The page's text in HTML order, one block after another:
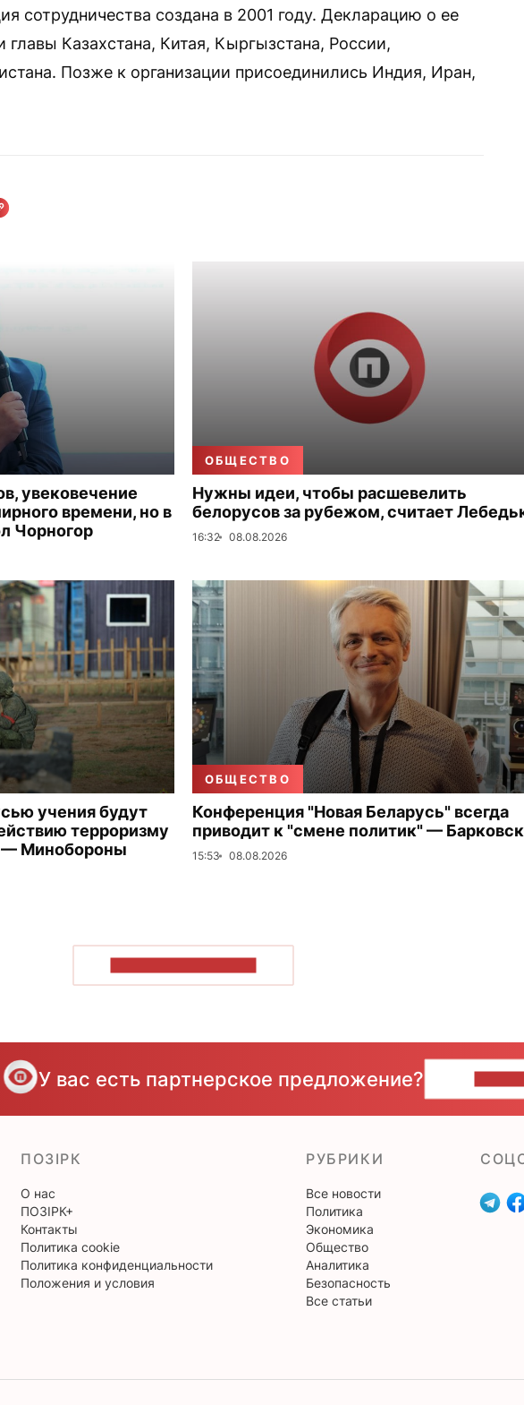
сотрудничества создана в 2001 году. Декларацию о ее
Казахстана, Китая, Кыргызстана, России,
Позже к организации присоединились Индия, Иран,
увековечение
времени, но в
Чорногор
ОБЩЕСТВО
Нужны идеи, чтобы расшевелить
белорусов за рубежом, считает
16:32 08.08.2026
учения будут
терроризму
— Минобороны
ОБЩЕСТВО
Конференция "Новая Беларусь" всегда
приводит к "смене политик" —
15:53 08.08.2026
У вас есть партнерское предложение?
ПОЗІРК
О нас
ПОЗІРК+
Контакты
Политика cookie
Политика конфиденциальности
Положения и условия
РУБРИКИ
Все новости
Политика
Экономика
Общество
Аналитика
Безопасность
Все статьи